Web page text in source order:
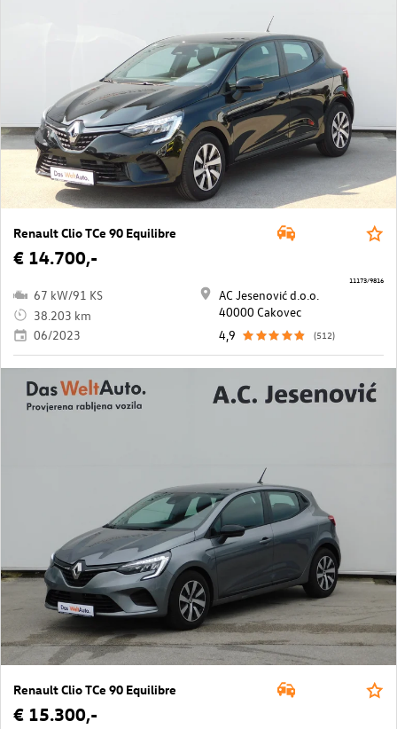
Renault Clio TCe 90 Equilibre
€ 14.700,-
67 kW/91 KS
38.203 km
06/2023
AC Jesenović d.o.o.
40000 Cakovec
4,9
(512)
11173/9816
Renault Clio TCe 90 Equilibre
€ 15.300,-